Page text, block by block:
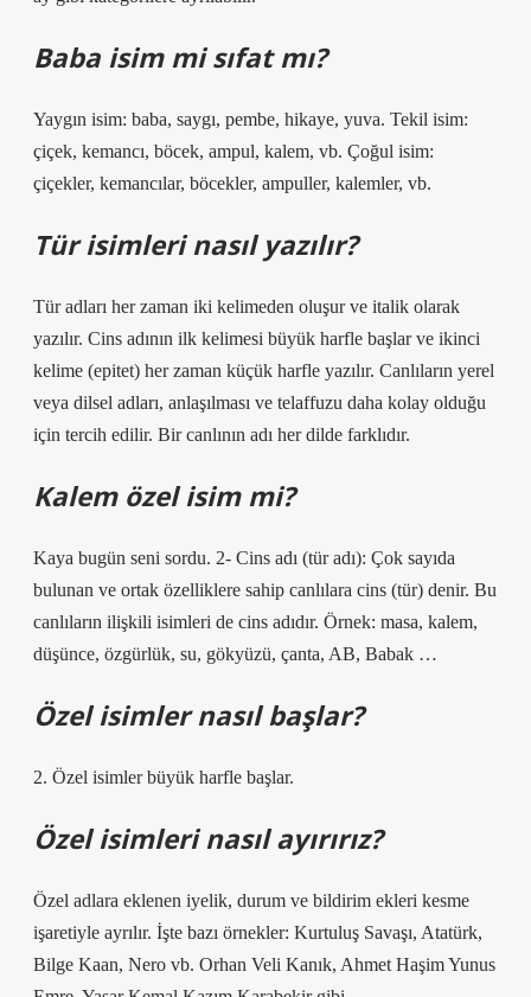
Baba isim mi sıfat mı?
Yaygın isim: baba, saygı, pembe, hikaye, yuva. Tekil isim:
çiçek, kemancı, böcek, ampul, kalem, vb. Çoğul isim:
çiçekler, kemancılar, böcekler, ampuller, kalemler, vb.
Tür isimleri nasıl yazılır?
Tür adları her zaman iki kelimeden oluşur ve italik olarak
yazılır. Cins adının ilk kelimesi büyük harfle başlar ve ikinci
kelime (epitet) her zaman küçük harfle yazılır. Canlıların yerel
veya dilsel adları, anlaşılması ve telaffuzu daha kolay olduğu
için tercih edilir. Bir canlının adı her dilde farklıdır.
Kalem özel isim mi?
Kaya bugün seni sordu. 2- Cins adı (tür adı): Çok sayıda
bulunan ve ortak özelliklere sahip canlılara cins (tür) denir. Bu
canlıların ilişkili isimleri de cins adıdır. Örnek: masa, kalem,
düşünce, özgürlük, su, gökyüzü, çanta, AB, Babak …
Özel isimler nasıl başlar?
2. Özel isimler büyük harfle başlar.
Özel isimleri nasıl ayırırız?
Özel adlara eklenen iyelik, durum ve bildirim ekleri kesme
işaretiyle ayrılır. İşte bazı örnekler: Kurtuluş Savaşı, Atatürk,
Bilge Kaan, Nero vb. Orhan Veli Kanık, Ahmet Haşim Yunus